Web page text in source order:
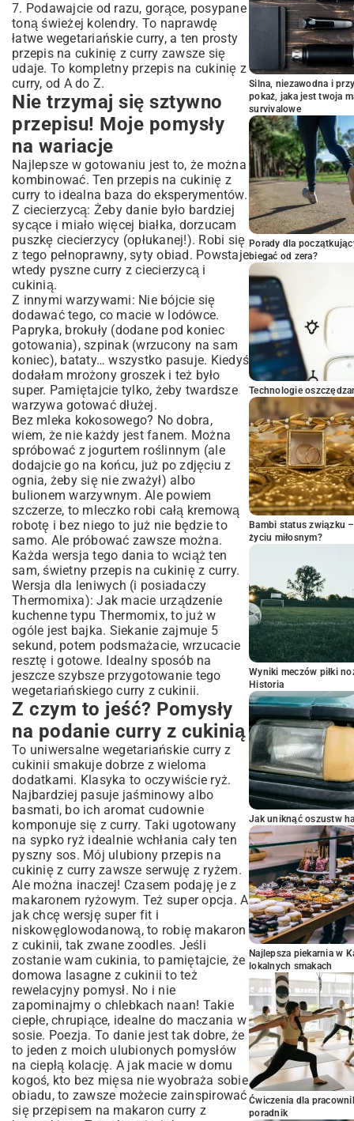
7. Podawajcie od razu, gorące, posypane
toną świeżej kolendry. To naprawdę
łatwe wegetariańskie curry, a ten prosty
przepis na cukinię z curry zawsze się
udaje. To kompletny przepis na cukinię z
curry, od A do Z.
Nie trzymaj się sztywno
przepisu! Moje pomysły
na wariacje
Najlepsze w gotowaniu jest to, że można
kombinować. Ten przepis na cukinię z
curry to idealna baza do eksperymentów.
Z ciecierzycą: Żeby danie było bardziej
sycące i miało więcej białka, dorzucam
puszkę ciecierzycy (opłukanej!). Robi się
z tego pełnoprawny, syty obiad. Powstaje
wtedy pyszne curry z ciecierzycą i
cukinią.
Z innymi warzywami: Nie bójcie się
dodawać tego, co macie w lodówce.
Papryka, brokuły (dodane pod koniec
gotowania), szpinak (wrzucony na sam
koniec), bataty… wszystko pasuje. Kiedyś
dodałam mrożony groszek i też było
super. Pamiętajcie tylko, żeby twardsze
warzywa gotować dłużej.
Bez mleka kokosowego? No dobra,
wiem, że nie każdy jest fanem. Można
spróbować z jogurtem roślinnym (ale
dodajcie go na końcu, już po zdjęciu z
ognia, żeby się nie zważył) albo
bulionem warzywnym. Ale powiem
szczerze, to mleczko robi całą kremową
robotę i bez niego to już nie będzie to
samo. Ale próbować zawsze można.
Każda wersja tego dania to wciąż ten
sam, świetny przepis na cukinię z curry.
Wersja dla leniwych (i posiadaczy
Thermomixa): Jak macie urządzenie
kuchenne typu Thermomix, to już w
ogóle jest bajka. Siekanie zajmuje 5
sekund, potem podsmażacie, wrzucacie
resztę i gotowe. Idealny sposób na
jeszcze szybsze przygotowanie tego
wegetariańskiego curry z cukinii.
Z czym to jeść? Pomysły
na podanie curry z cukinią
To uniwersalne wegetariańskie curry z
cukinii smakuje dobrze z wieloma
dodatkami. Klasyka to oczywiście ryż.
Najbardziej pasuje jaśminowy albo
basmati, bo ich aromat cudownie
komponuje się z curry. Taki ugotowany
na sypko ryż idealnie wchłania cały ten
pyszny sos. Mój ulubiony przepis na
cukinię z curry zawsze serwuję z ryżem.
Ale można inaczej! Czasem podaję je z
makaronem ryżowym. Też super opcja. A
jak chcę wersję super fit i
niskowęglowodanową, to robię makaron
z cukinii, tak zwane zoodles. Jeśli
zostanie wam cukinia, to pamiętajcie, że
domowa lasagne z cukinii to też
rewelacyjny pomysł. No i nie
zapominajmy o chlebkach naan! Takie
ciepłe, chrupiące, idealne do maczania w
sosie. Poezja. To danie jest tak dobre, że
to jeden z moich ulubionych pomysłów
na ciepłą kolację. A jak macie w domu
kogoś, kto bez mięsa nie wyobraża sobie
obiadu, to zawsze możecie zainspirować
się przepisem na makaron curry z
Silna, niezawodna i
pokaż, jaka jest twoja
survivalowe
Porady dla
biegać od zera?
Technologie
Bambi status związku
życiu miłosnym?
Wyniki meczów piłki
Historia
Jak uniknąć oszustw
Najlepsza piekarnia w
lokalnych smakach
Ćwiczenia dla
poradnik